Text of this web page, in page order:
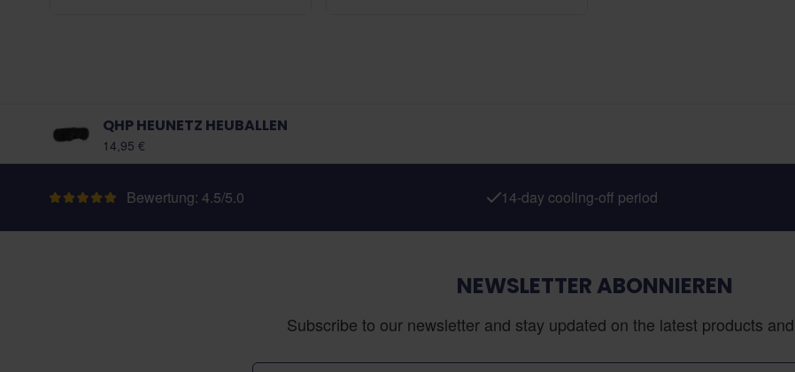
QHP HEUNETZ HEUBALLEN
14,95 €
Bewertung: 4.5/5.0 14-day cooling-off period
NEWSLETTER ABONNIEREN
Subscribe to our newsletter and stay updated on the latest products